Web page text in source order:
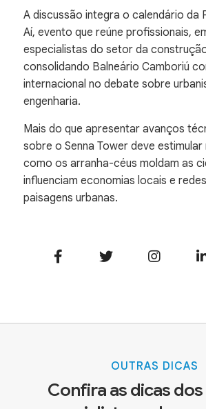
A discussão integra o calendário da
Aí, evento que reúne profissionais,
especialistas do setor da
consolidando Balneário Camboriú
internacional no debate sobre
engenharia.
Mais do que apresentar avanços
sobre o Senna Tower deve
como os arranha-céus moldam as
influenciam economias locais e
paisagens urbanas.
OUTRAS DICAS
Confira as dicas